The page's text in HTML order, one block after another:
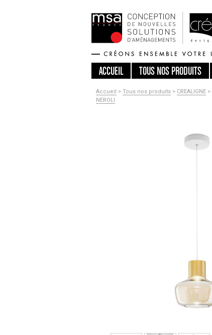
ACCUEIL TOUSNOS PRODUITS
Accueil > Tous nos produits> CREALIGNE>
NEROLI